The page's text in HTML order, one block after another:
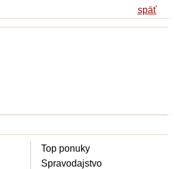
späť
Top ponuky
Spravodajstvo